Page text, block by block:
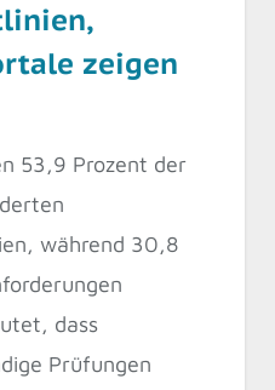
zeigen
53,9 Prozent der
während 30,8
dass
Prüfungen